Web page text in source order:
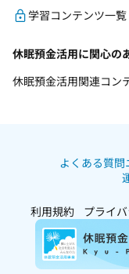
学習コンテンツ一覧
休眠預金活用に関心の
休眠預金活用関連コン
よくある質問
利用規約 プライ